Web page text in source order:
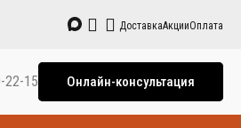
ДоставкаАкцииОплата
22-15 Онлайн-консультация